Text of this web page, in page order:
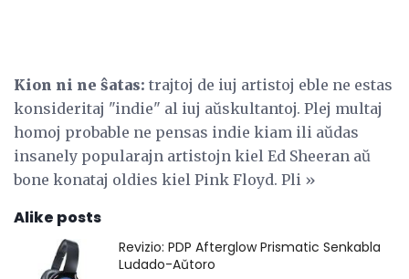
Kion ni ne ŝatas: trajtoj de iuj artistoj eble ne estas
konsideritaj "indie" al iuj aŭskultantoj. Plej multaj
homoj probable ne pensas indie kiam ili aŭdas
insanely popularajn artistojn kiel Ed Sheeran aŭ
bone konataj oldies kiel Pink Floyd. Pli »
Alike posts
Revizio: PDP Afterglow Prismatic Senkabla
Ludado-Aŭtoro